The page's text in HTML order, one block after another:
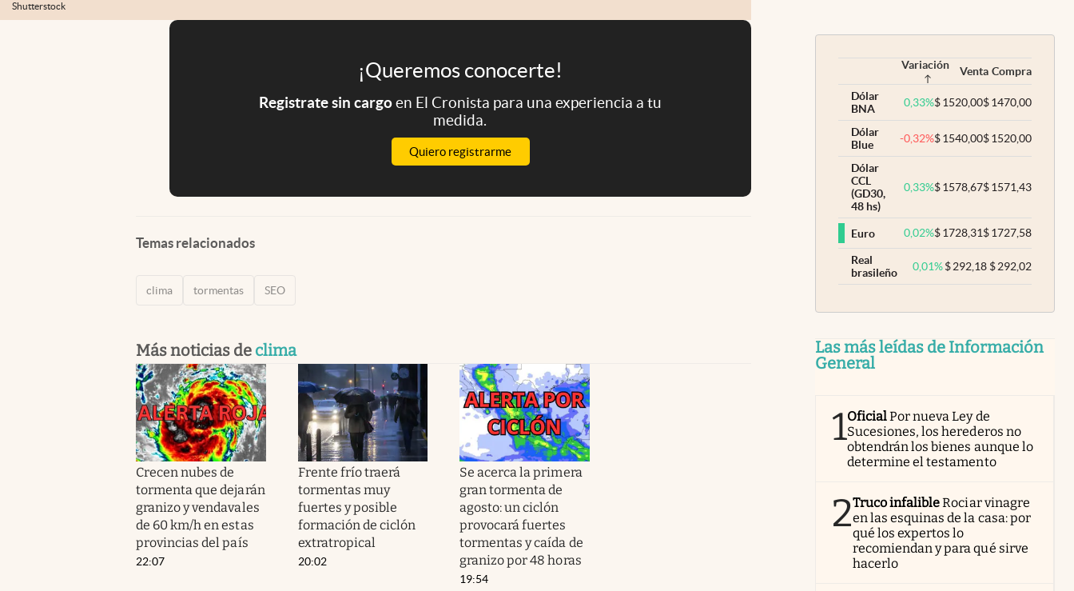
Shutterstock
¡Queremos conocerte!
Registrate sin cargoen El Cronista para una experiencia a tu
medida.
Quiero registrarme
Temas relacionados
clima tormentas SEO
Más noticias de clima
Crecen nubes de
tormenta que dejarán
granizo y vendavales
de 60 km/h en estas
provincias del país
22:07
Frente frío traerá
tormentas muy
fuertes y posible
formación de ciclón
extratropical
20:02
Se acerca la primera
gran tormenta de
agosto: un ciclón
provocará fuertes
tormentas y caída de
granizo por 48 horas
19:54
Variación Venta Compra
Dólar
BNA
0,33%$1520,00$1470,00
Dólar
Blue
-0,32%$1540,00$1520,00
Dólar
CCL
(GD30,
48 hs)
0,33%$1578,67$1571,43
Euro 0,02%$1728,31$1727,58
Real
brasileño
0,01% $292,18 $292,02
Las más leídas de Información
General
1OficialPor nueva Ley de
Sucesiones, los herederos no
obtendrán los bienes aunque lo
determine el testamento
2Truco infalibleRociar vinagre
en las esquinas de la casa: por
qué los expertos lo
recomiendan y para qué sirve
hacerlo